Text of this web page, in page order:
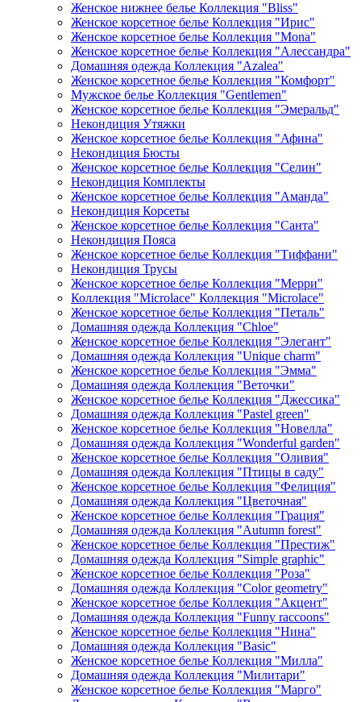
Женское нижнее белье Коллекция "Bliss"
Женское корсетное белье Коллекция "Ирис"
Женское корсетное белье Коллекция "Mona"
Женское корсетное белье Коллекция "Алессандра"
Домашняя одежда Коллекция "Azalea"
Женское корсетное белье Коллекция "Комфорт"
Мужское белье Коллекция "Gentlemen"
Женское корсетное белье Коллекция "Эмеральд"
Некондиция Утяжки
Женское корсетное белье Коллекция "Афина"
Некондиция Бюсты
Женское корсетное белье Коллекция "Селин"
Некондиция Комплекты
Женское корсетное белье Коллекция "Аманда"
Некондиция Корсеты
Женское корсетное белье Коллекция "Санта"
Некондиция Пояса
Женское корсетное белье Коллекция "Тиффани"
Некондиция Трусы
Женское корсетное белье Коллекция "Мерри"
Коллекция "Microlace" Коллекция "Microlace"
Женское корсетное белье Коллекция "Петаль"
Домашняя одежда Коллекция "Chloe"
Женское корсетное белье Коллекция "Элегант"
Домашняя одежда Коллекция "Unique charm"
Женское корсетное белье Коллекция "Эмма"
Домашняя одежда Коллекция "Веточки"
Женское корсетное белье Коллекция "Джессика"
Домашняя одежда Коллекция "Pastel green"
Женское корсетное белье Коллекция "Новелла"
Домашняя одежда Коллекция "Wonderful garden"
Женское корсетное белье Коллекция "Оливия"
Домашняя одежда Коллекция "Птицы в саду"
Женское корсетное белье Коллекция "Фелиция"
Домашняя одежда Коллекция "Цветочная"
Женское корсетное белье Коллекция "Грация"
Домашняя одежда Коллекция "Autumn forest"
Женское корсетное белье Коллекция "Престиж"
Домашняя одежда Коллекция "Simple graphic"
Женское корсетное белье Коллекция "Роза"
Домашняя одежда Коллекция "Color geometry"
Женское корсетное белье Коллекция "Акцент"
Домашняя одежда Коллекция "Funny raccoons"
Женское корсетное белье Коллекция "Нина"
Домашняя одежда Коллекция "Basic"
Женское корсетное белье Коллекция "Милла"
Домашняя одежда Коллекция "Милитари"
Женское корсетное белье Коллекция "Марго"